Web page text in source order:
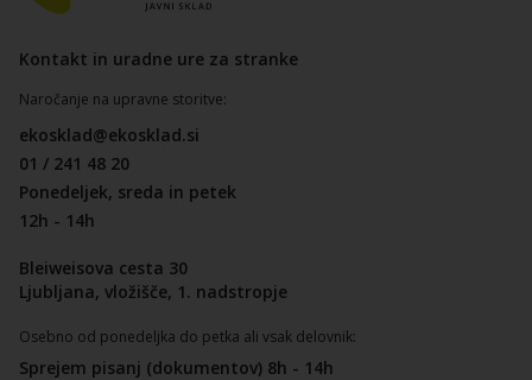
Kontakt in uradne ure za stranke
Naročanje na upravne storitve:
ekosklad@ekosklad.si
01 / 241 48 20
Ponedeljek, sreda in petek
12h - 14h
Bleiweisova cesta 30
Ljubljana, vložišče, 1. nadstropje
Osebno od ponedeljka do petka ali vsak delovnik:
Sprejem pisanj (dokumentov) 8h - 14h